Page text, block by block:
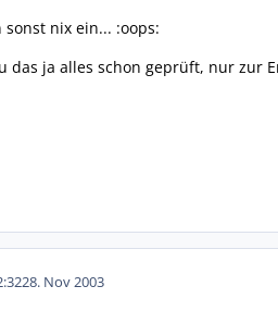
nix ein... :oops:
das ja alles schon geprüft, nur zur
28. Nov 2003